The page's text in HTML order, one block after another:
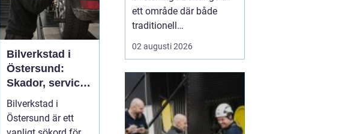
Bilverkstad i
Östersund:
Skador, service
och smarta val
för din bil
Bilverkstad i
Östersund är ett
ett område där både
traditionell
verkstadsindustri och
moderna
möts. I takt med att
kraven på hållbara
lösningar och hög
produktionssäkerhet ö...
02 augusti 2026